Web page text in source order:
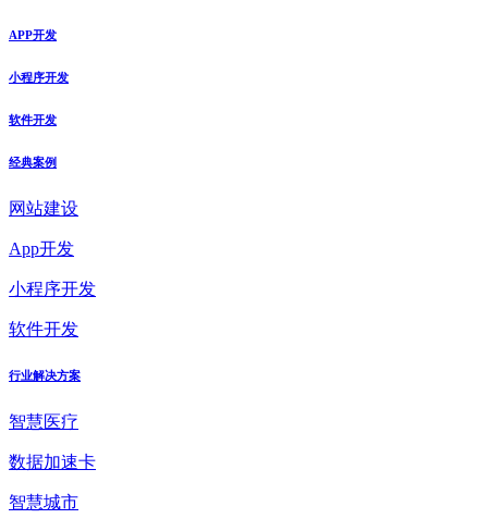
APP开发
小程序开发
软件开发
经典案例
网站建设
App开发
小程序开发
软件开发
行业解决方案
智慧医疗
数据加速卡
智慧城市